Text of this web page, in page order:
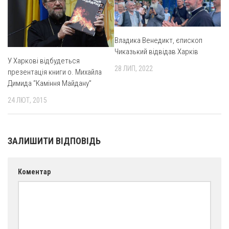
Вознесіння Господнього (м. Кобеляки)
Пророка Іллі (смт. Білики)
Різдва Пресвятої Богородиці (с. Вільховатка)
Св. Апостола Андрія Первозванного (с. Засулля)
Св. Миколая (с. Деменки)
Парохії Сумської області
Матері Божої Неустанної Помочі (м. Охтирка)
У Харкові відбудеться
презентація книги о. Михайла
Димида “Каміння Майдану”
24 ЛЮТ, 2015
Владика Венедикт, єпископ
Чиказький відвідав Харків
28 ЛИП, 2022
ЗАЛИШИТИ ВІДПОВІДЬ
Коментар